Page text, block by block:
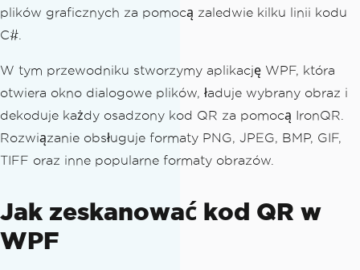
plików graficznych za pomocą zaledwie kilku linii kodu
C#.
W tym przewodniku stworzymy aplikację WPF, która
otwiera okno dialogowe plików, ładuje wybrany obraz i
dekoduje każdy osadzony kod QR za pomocą IronQR.
Rozwiązanie obsługuje formaty PNG, JPEG, BMP, GIF,
TIFF oraz inne popularne formaty obrazów.
Jak zeskanować kod QR w
WPF